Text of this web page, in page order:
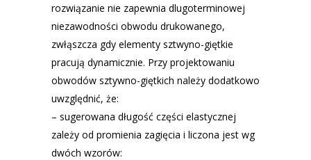
rozwiązanie nie zapewnia dlugoterminowej
niezawodności obwodu drukowanego,
zwłąszcza gdy elementy sztwyno-giętkie
pracują dynamicznie. Przy projektowaniu
obwodów sztywno-giętkich należy dodatkowo
uwzględnić, że:
– sugerowana długość części elastycznej
zależy od promienia zagięcia i liczona jest wg
dwóch wzorów: